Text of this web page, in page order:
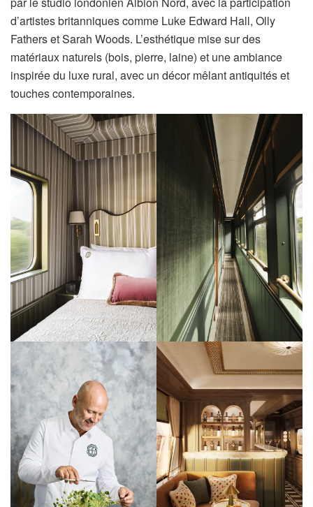
d’artistes britanniques comme Luke Edward Hall, Olly
Fathers et Sarah Woods. L’esthétique mise sur des
matériaux naturels (bois, pierre, laine) et une ambiance
inspirée du luxe rural, avec un décor mêlant antiquités et
touches contemporaines.